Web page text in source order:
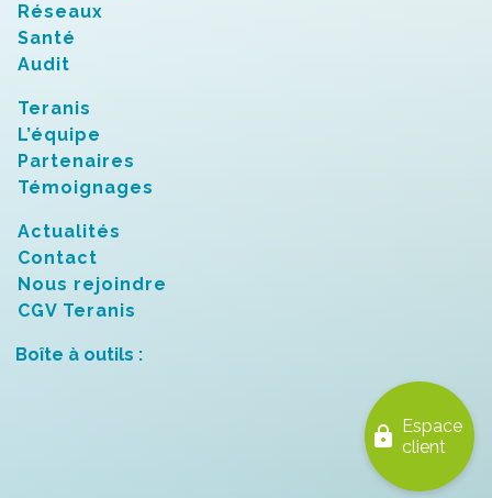
Réseaux
Santé
Audit
Teranis
L’équipe
Partenaires
Témoignages
Actualités
Contact
Nous rejoindre
CGV Teranis
Boîte à outils :
lock
Espace
client